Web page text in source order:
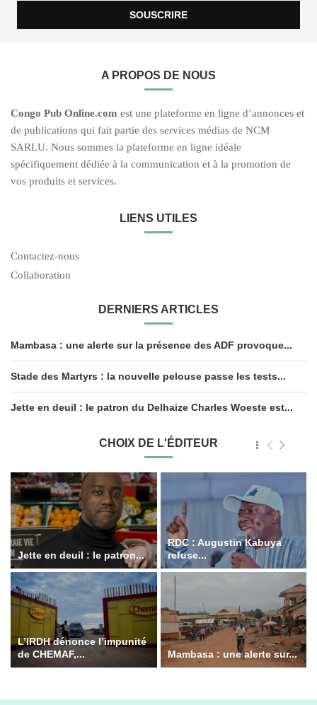
A PROPOS DE NOUS
Congo Pub Online.com est une plateforme en ligne d’annonces et
de publications qui fait partie des services médias de NCM
SARLU. Nous sommes la plateforme en ligne idéale
spécifiquement dédiée à la communication et à la promotion de
vos produits et services.
LIENS UTILES
Contactez-nous
Collaboration
DERNIERS ARTICLES
Mambasa : une alerte sur la présence des ADF provoque...
Stade des Martyrs : la nouvelle pelouse passe les tests...
Jette en deuil : le patron du Delhaize Charles Woeste est...
CHOIX DE L'ÉDITEUR
Jette en deuil : le patron...
RDC : Augustin Kabuya
refuse...
L’IRDH dénonce l’impunité
de CHEMAF,...
Mambasa : une alerte sur...